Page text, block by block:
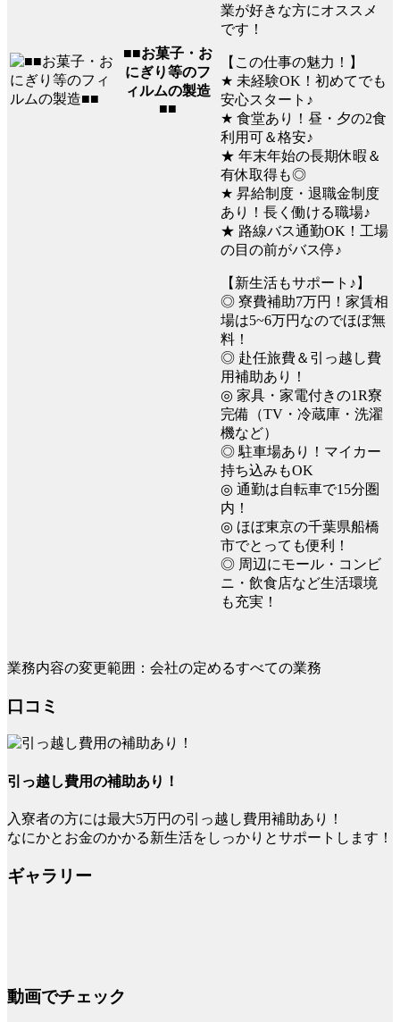
■■お菓子・お
にぎり等のフ
ィルムの製造
■■
業が好きな方にオススメ
です！
【この仕事の魅力！】
★ 未経験OK！初めてでも
安心スタート♪
★ 食堂あり！昼・夕の2食
利用可＆格安♪
★ 年末年始の長期休暇＆
有休取得も◎
★ 昇給制度・退職金制度
あり！長く働ける職場♪
★ 路線バス通勤OK！工場
の目の前がバス停♪
【新生活もサポート♪】
◎ 寮費補助7万円！家賃相
場は5~6万円なのでほぼ無
料！
◎ 赴任旅費＆引っ越し費
用補助あり！
◎ 家具・家電付きの1R寮
完備（TV・冷蔵庫・洗濯
機など）
◎ 駐車場あり！マイカー
持ち込みもOK
◎ 通勤は自転車で15分圏
内！
◎ ほぼ東京の千葉県船橋
市でとっても便利！
◎ 周辺にモール・コンビ
ニ・飲食店など生活環境
も充実！
業務内容の変更範囲：会社の定めるすべての業務
口コミ
引っ越し費用の補助あり！
入寮者の方には最大5万円の引っ越し費用補助あり！
なにかとお金のかかる新生活をしっかりとサポートします！
ギャラリー
動画でチェック